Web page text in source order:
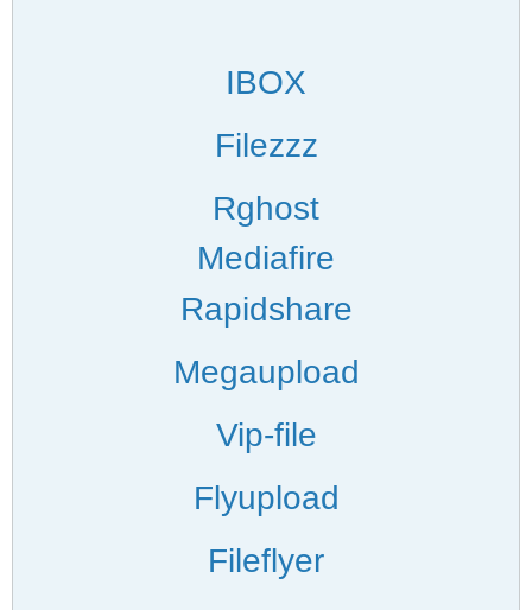
IBOX
Filezzz
Rghost
Mediafire
Rapidshare
Megaupload
Vip-file
Flyupload
Fileflyer